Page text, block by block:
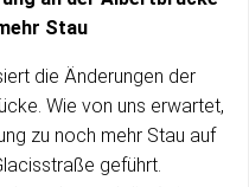
Stau
die Änderungen der
Wie von uns erwartet,
zu noch mehr Stau auf
geführt.